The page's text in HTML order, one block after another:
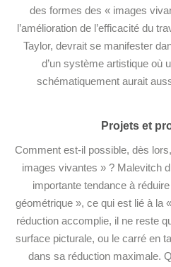
des formes des « images
l’amélioration de l’efficacité du
Taylor, devrait se manifester
d’un système artistique où
schématiquement aurait
Projets et
Comment est-il possible, dès
images vivantes » ? Malevitch
importante tendance à
géométrique », ce qui est lié à la
réduction accomplie, il ne reste
surface picturale, ou le carré en
dans sa réduction maximale.